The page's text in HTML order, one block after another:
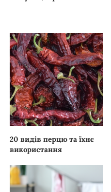
20 видів перцю та їхнє
використання